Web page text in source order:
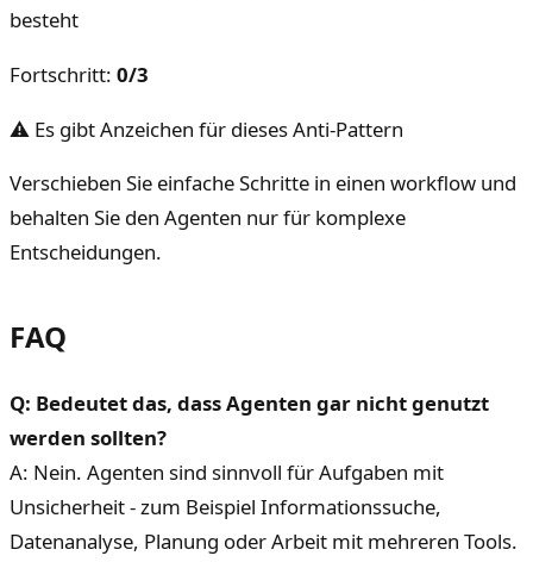
besteht
Fortschritt: 0/3
⚠ Es gibt Anzeichen für dieses Anti-Pattern
Verschieben Sie einfache Schritte in einen workflow und
behalten Sie den Agenten nur für komplexe
Entscheidungen.
FAQ
Q: Bedeutet das, dass Agenten gar nicht genutzt
werden sollten?
A: Nein. Agenten sind sinnvoll für Aufgaben mit
Unsicherheit - zum Beispiel Informationssuche,
Datenanalyse, Planung oder Arbeit mit mehreren Tools.